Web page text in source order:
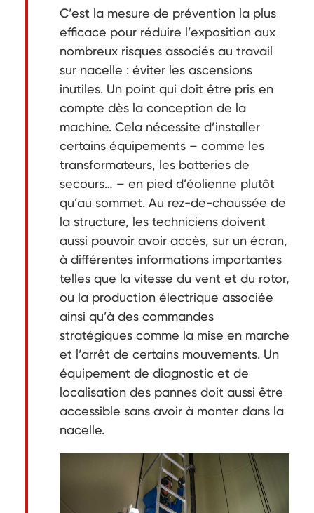
C’est la mesure de prévention la plus
efficace pour réduire l’exposition aux
nombreux risques associés au travail
sur nacelle : éviter les ascensions
inutiles. Un point qui doit être pris en
compte dès la conception de la
machine. Cela nécessite d’installer
certains équipements – comme les
transformateurs, les batteries de
secours… – en pied d’éolienne plutôt
qu’au sommet. Au rez-de-chaussée de
la structure, les techniciens doivent
aussi pouvoir avoir accès, sur un écran,
à différentes informations importantes
telles que la vitesse du vent et du rotor,
ou la production électrique associée
ainsi qu’à des commandes
stratégiques comme la mise en marche
et l’arrêt de certains mouvements. Un
équipement de diagnostic et de
localisation des pannes doit aussi être
accessible sans avoir à monter dans la
nacelle.